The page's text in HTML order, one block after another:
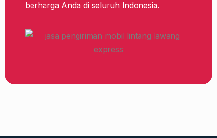
berharga Anda di seluruh Indonesia.